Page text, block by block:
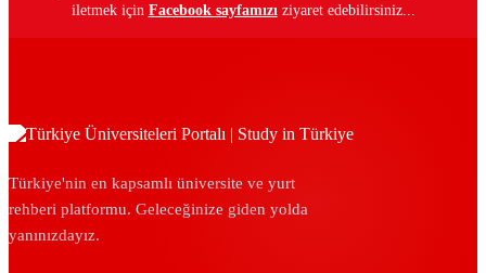
iletmek için Facebook sayfamızı ziyaret edebilirsiniz...
Türkiye'nin en kapsamlı üniversite ve yurt
rehberi platformu. Geleceğinize giden yolda
yanınızdayız.